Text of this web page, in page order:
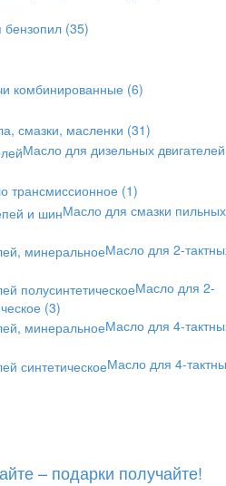
(35)
комбинированные (6)
смазки, масленки (31)
Масло для дизельных двигателей
трансмиссионное (1)
Масло для смазки пильных
Масло для 2-
Масло для 2-
(3)
Масло для 4-
Масло для 4-
– подарки получайте!